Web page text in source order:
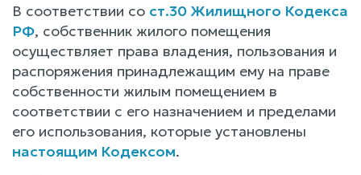
В соответствии со ст.30 Жилищного Кодекса
РФ, собственник жилого помещения
осуществляет права владения, пользования и
распоряжения принадлежащим ему на праве
собственности жилым помещением в
соответствии с его назначением и пределами
его использования, которые установлены
настоящим Кодексом.